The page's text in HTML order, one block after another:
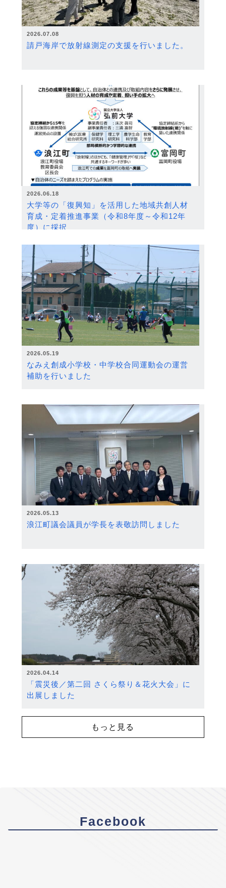
2026.07.08
請戸海岸で放射線測定の支援を行いました。
2026.06.18
大学等の「復興知」を活用した地域共創人材
育成・定着推進事業（令和8年度～令和12年
度）に採択
2026.05.19
なみえ創成小学校・中学校合同運動会の運営
補助を行いました
2026.05.13
浪江町議会議員が学長を表敬訪問しました
2026.04.14
「震災後／第二回 さくら祭り＆花火大会」に
出展しました
もっと見る
Facebook